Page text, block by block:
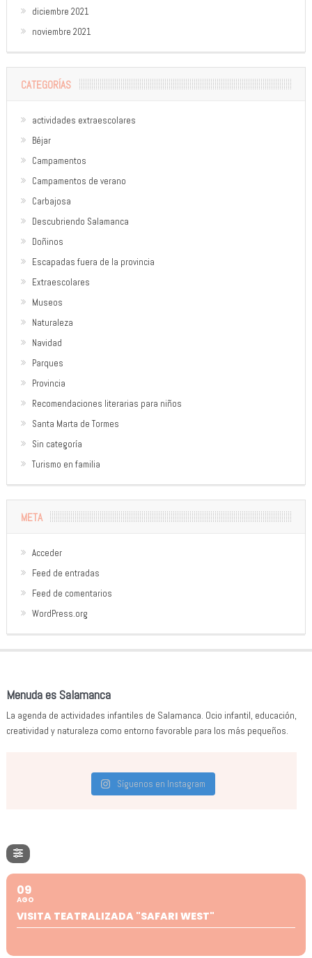
diciembre 2021
noviembre 2021
CATEGORÍAS
actividades extraescolares
Béjar
Campamentos
Campamentos de verano
Carbajosa
Descubriendo Salamanca
Doñinos
Escapadas fuera de la provincia
Extraescolares
Museos
Naturaleza
Navidad
Parques
Provincia
Recomendaciones literarias para niños
Santa Marta de Tormes
Sin categoría
Turismo en familia
META
Acceder
Feed de entradas
Feed de comentarios
WordPress.org
Menuda es Salamanca
La agenda de actividades infantiles de Salamanca. Ocio infantil, educación,
creatividad y naturaleza como entorno favorable para los más pequeños.
Síguenos en Instagram
09
AGO
VISITA TEATRALIZADA "SAFARI WEST"